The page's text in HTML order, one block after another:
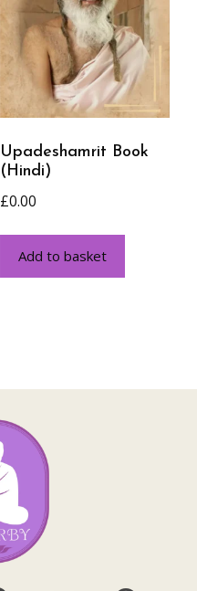
Upadeshamrit Book
(Hindi)
£0.00
Add to basket